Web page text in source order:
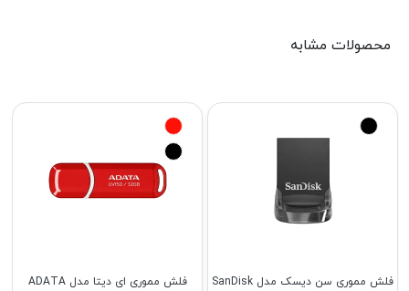
محصولات مشابه
فلش مموری ای دیتا مدل ADATA
فلش مموری سن دیسک مدل SanDisk